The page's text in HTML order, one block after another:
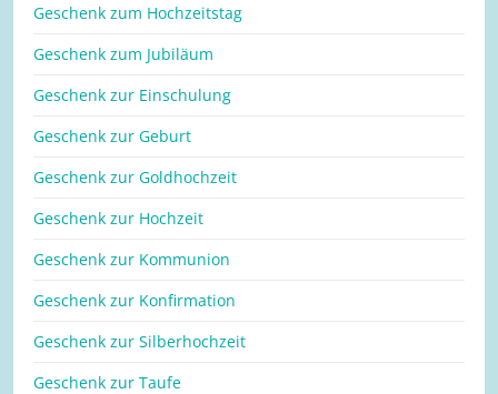
Geschenk zum Hochzeitstag
Geschenk zum Jubiläum
Geschenk zur Einschulung
Geschenk zur Geburt
Geschenk zur Goldhochzeit
Geschenk zur Hochzeit
Geschenk zur Kommunion
Geschenk zur Konfirmation
Geschenk zur Silberhochzeit
Geschenk zur Taufe